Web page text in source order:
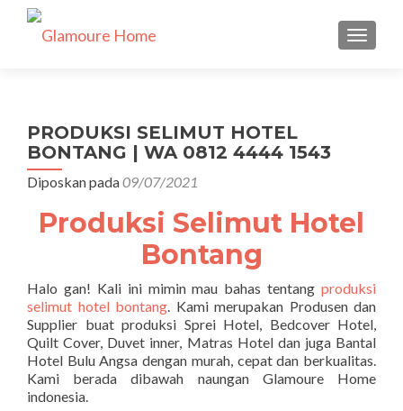
TUKAR
PRODUKSI SELIMUT HOTEL
BONTANG | WA 0812 4444 1543
Diposkan pada09/07/2021
Produksi Selimut Hotel
Bontang
Halo gan! Kali ini mimin mau bahas tentang produksi
selimut hotel bontang. Kami merupakan Produsen dan
Supplier buat produksi Sprei Hotel, Bedcover Hotel,
Quilt Cover, Duvet inner, Matras Hotel dan juga Bantal
Hotel Bulu Angsa dengan murah, cepat dan berkualitas.
Kami berada dibawah naungan Glamoure Home
indonesia.